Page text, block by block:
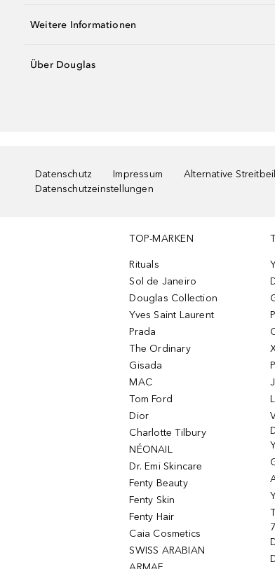
Weitere Informationen
Über Douglas
Datenschutz Impressum Alternative
Datenschutzeinstellungen
TOP-MARKEN
Rituals
Sol de Janeiro
Douglas Collection
Yves Saint Laurent
Prada
The Ordinary
Gisada
MAC
Tom Ford
Dior
Charlotte Tilbury
NÉONAIL
Dr. Emi Skincare
Fenty Beauty
Fenty Skin
Fenty Hair
Caia Cosmetics
SWISS ARABIAN